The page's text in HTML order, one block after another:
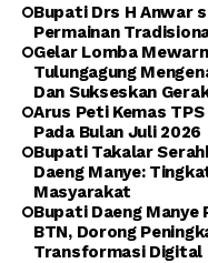
Bupati Drs H Anwar
Permainan
Gelar Lomba
Tulungagung
Dan Sukseskan
Arus Peti Kemas
Pada Bulan Juli 2026
Bupati Takalar
Daeng Manye:
Masyarakat
Bupati Daeng Manye
BTN, Dorong
Transformasi Digital